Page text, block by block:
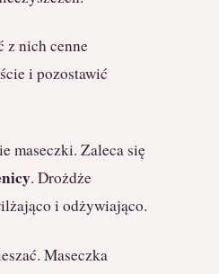
z nich cenne
i pozostawić
maseczki. Zaleca się
. Drożdże
i odżywiająco.
Maseczka